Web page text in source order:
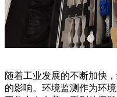
随着工业发展的不断加快
的影响。环境监测作为环